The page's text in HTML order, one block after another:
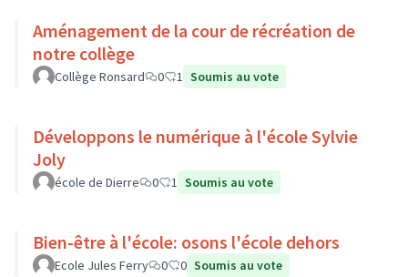
Aménagement de la cour de récréation de
notre collège
Collège Ronsard 0 1 Soumis au vote
Développons le numérique à l'école Sylvie
Joly
école de Dierre 0 1 Soumis au vote
Bien-être à l'école: osons l'école dehors
Ecole Jules Ferry 0 0 Soumis au vote